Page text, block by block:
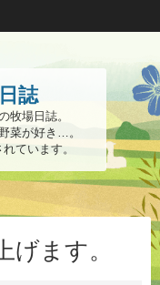
誌
牧場日誌。
菜が好き…。
ています。
げます。